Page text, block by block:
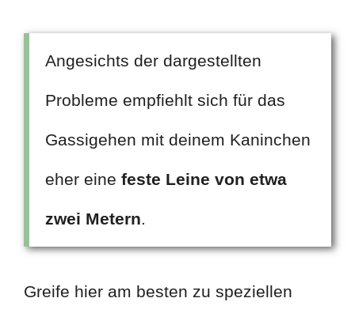
Angesichts der dargestellten
Probleme empfiehlt sich für das
Gassigehen mit deinem Kaninchen
eher eine feste Leine von etwa
zwei Metern.
Greife hier am besten zu speziellen